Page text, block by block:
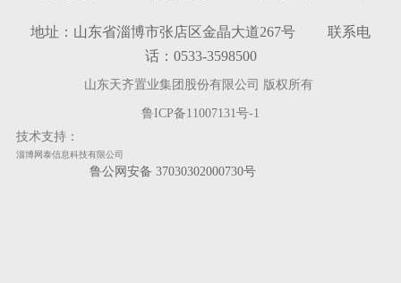
地址：山东省淄博市张店区金晶大道267号 联系电
话：0533-3598500
山东天齐置业集团股份有限公司 版权所有
鲁ICP备11007131号-1
技术支持：
淄博网泰信息科技有限公司
鲁公网安备 37030302000730号